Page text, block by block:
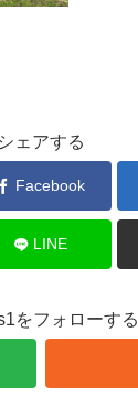
シェアする
Facebook
LINE
をフォローする